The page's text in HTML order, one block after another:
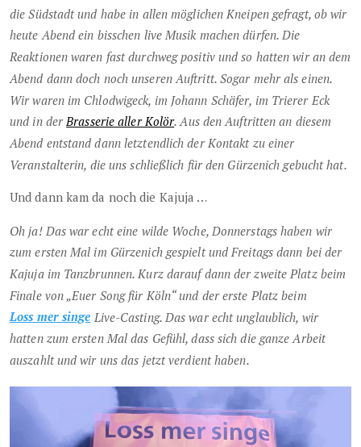
die Südstadt und habe in allen möglichen Kneipen gefragt, ob wir
heute Abend ein bisschen live Musik machen dürfen. Die
Reaktionen waren fast durchweg positiv und so hatten wir an dem
Abend dann doch noch unseren Auftritt. Sogar mehr als einen.
Wir waren im Chlodwigeck, im Johann Schäfer, im Trierer Eck
und in derBrasserie aller Kolör. Aus den Auftritten an diesem
Abend entstand dann letztendlich der Kontakt zu einer
Veranstalterin, die uns schließlich für den Gürzenich gebucht hat.
Und dann kam da noch die Kajuja …
Oh ja! Das war echt eine wilde Woche, Donnerstags haben wir
zum ersten Mal im Gürzenich gespielt und Freitags dann bei der
Kajuja im Tanzbrunnen. Kurz darauf dann der zweite Platz beim
Finale von „Euer Song für Köln“ und der erste Platz beim
Loss mer singe Live-Casting. Das war echt unglaublich, wir
hatten zum ersten Mal das Gefühl, dass sich die ganze Arbeit
auszahlt und wir uns das jetzt verdient haben.